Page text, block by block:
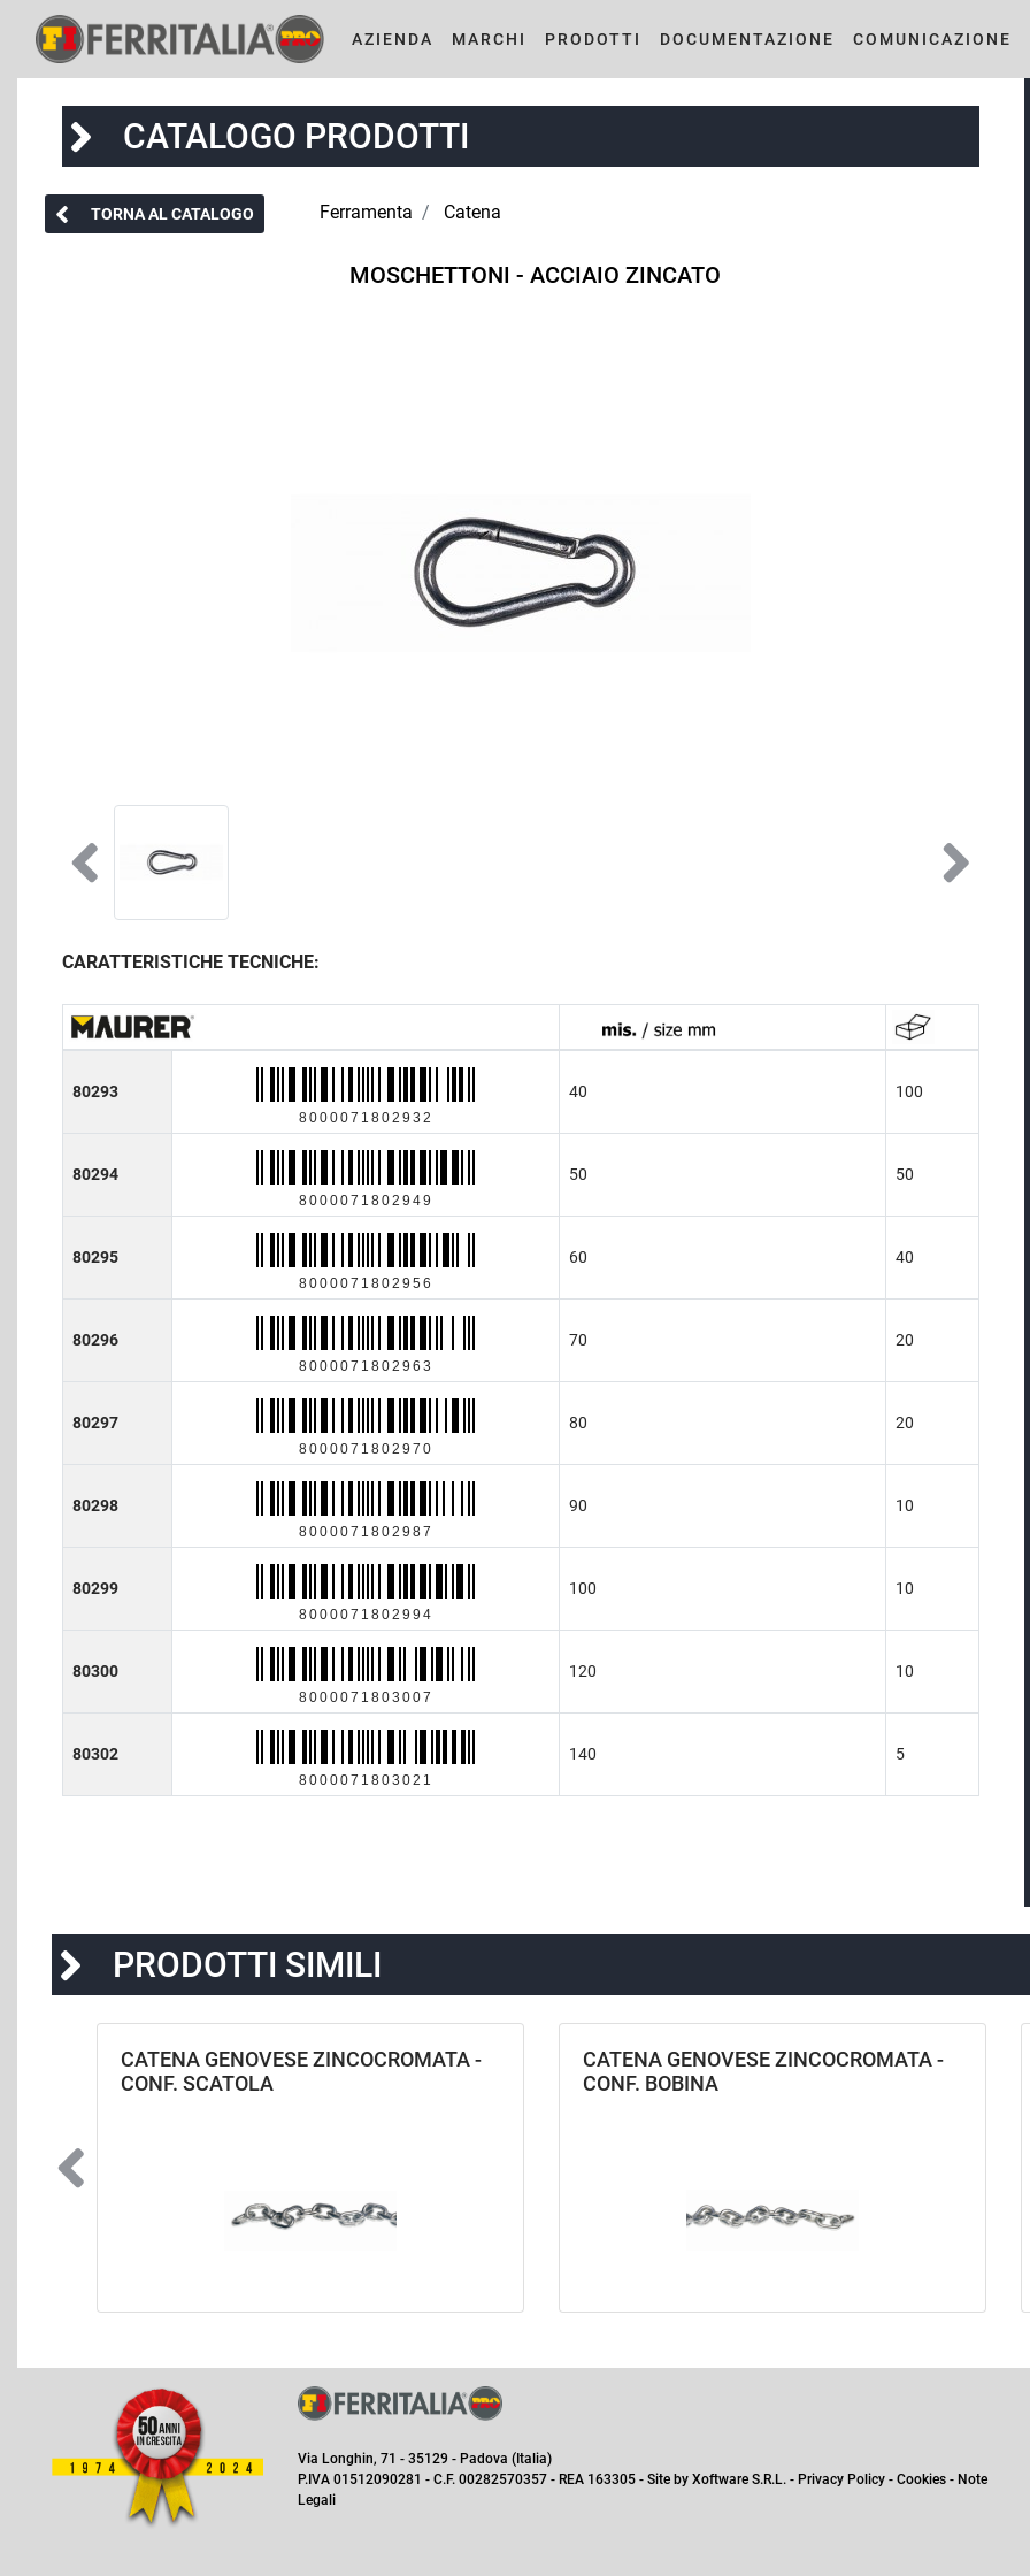
AZIENDA MARCHI PRODOTTI DOCUMENTAZIONE COMUNICAZIONE
CATALOGO PRODOTTI
TORNA AL CATALOGO Ferramenta Catena
MOSCHETTONI - ACCIAIO ZINCATO
CARATTERISTICHE TECNICHE:
80293
8000071802932
40 100
80294
8000071802949
50 50
80295
8000071802956
60 40
80296
8000071802963
70 20
80297
8000071802970
80 20
80298
8000071802987
90 10
80299
8000071802994
100 10
80300
8000071803007
120 10
80302
8000071803021
140 5
PRODOTTI SIMILI
CATENA GENOVESE ZINCOCROMATA -
CONF. SCATOLA
CATENA GENOVESE ZINCOCROMATA -
CONF. BOBINA
Via Longhin, 71 - 35129 - Padova (Italia)
P.IVA 01512090281 - C.F. 00282570357 - REA 163305 - Site by Xoftware S.R.L. - Privacy Policy - Cookies - Note
Legali